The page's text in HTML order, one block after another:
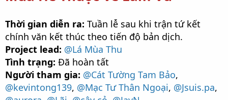
Thời gian diễn ra: Tuần lễ sau khi trận tứ kết
chính văn kết thúc theo tiến độ bản dịch.
Project lead: @Lá Mùa Thu
Tình trạng: Đã hoàn tất
Người tham gia: @Cát Tường Tam Bảo,
@kevintong139, @Mạc Tư Thân Ngoại, @Jsuis.pa,